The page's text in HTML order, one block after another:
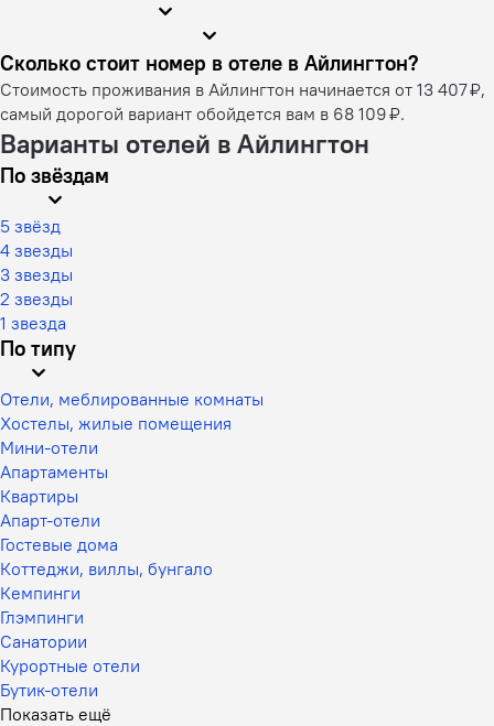
Сколько стоит номер в отеле в Айлингтон?
Стоимость проживания в Айлингтон начинается от 13 407 ₽,
самый дорогой вариант обойдется вам в 68 109 ₽.
Варианты отелей в Айлингтон
По звёздам
5 звёзд
4 звезды
3 звезды
2 звезды
1 звезда
По типу
Отели, меблированные комнаты
Хостелы, жилые помещения
Мини-отели
Апартаменты
Квартиры
Апарт-отели
Гостевые дома
Коттеджи, виллы, бунгало
Кемпинги
Глэмпинги
Санатории
Курортные отели
Бутик-отели
Показать ещё